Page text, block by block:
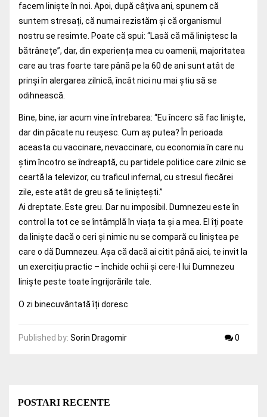
facem liniște în noi. Apoi, după câțiva ani, spunem că
suntem stresați, că numai rezistăm și că organismul
nostru se resimte. Poate că spui: “Lasă că mă liniștesc la
bătrânețe”, dar, din experiența mea cu oamenii, majoritatea
care au tras foarte tare până pe la 60 de ani sunt atât de
prinși în alergarea zilnică, încât nici nu mai știu să se
odihnească.
Bine, bine, iar acum vine întrebarea: “Eu încerc să fac liniște,
dar din păcate nu reușesc. Cum aș putea? În perioada
aceasta cu vaccinare, nevaccinare, cu economia în care nu
știm încotro se îndreaptă, cu partidele politice care zilnic se
ceartă la televizor, cu traficul infernal, cu stresul fiecărei
zile, este atât de greu să te liniștești.”
Ai dreptate. Este greu. Dar nu imposibil. Dumnezeu este în
control la tot ce se întâmplă în viața ta și a mea. El îți poate
da liniște dacă o ceri și nimic nu se compară cu liniștea pe
care o dă Dumnezeu. Așa că dacă ai citit până aici, te invit la
un exercițiu practic – închide ochii și cere-I lui Dumnezeu
liniște peste toate îngrijorările tale.
O zi binecuvântată îți doresc
Published by: Sorin Dragomir 0
POSTARI RECENTE